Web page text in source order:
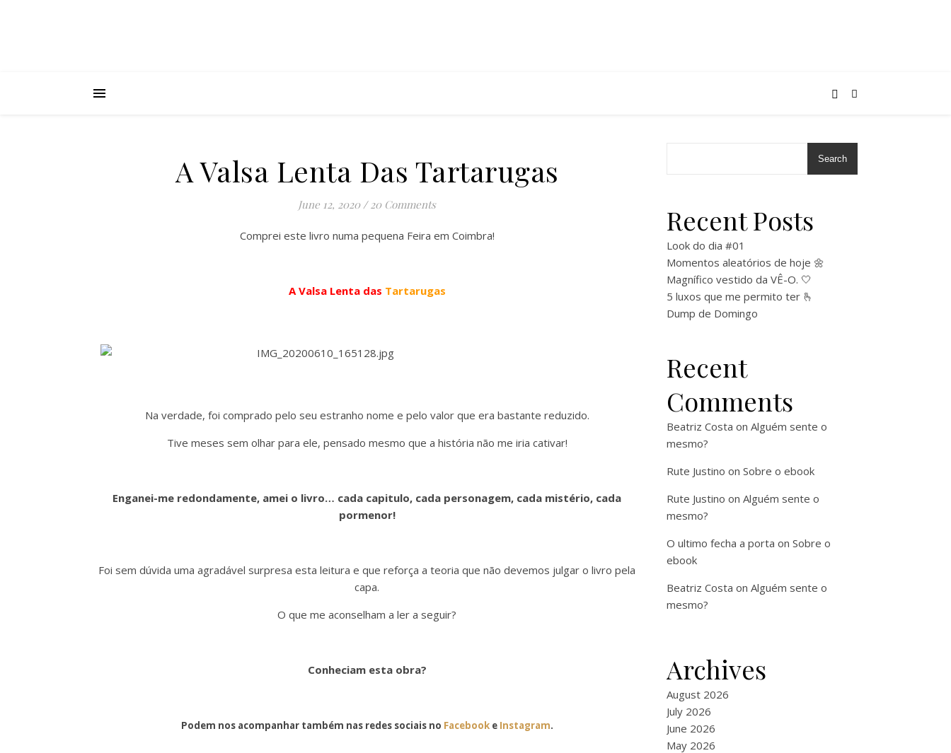
A Valsa Lenta Das Tartarugas
June 12, 2020 / 20 Comments
Comprei este livro numa pequena Feira em Coimbra!
A Valsa Lenta das Tartarugas
Na verdade, foi comprado pelo seu estranho nome e pelo valor que era bastante reduzido.
Tive meses sem olhar para ele, pensado mesmo que a história não me iria cativar!
Enganei-me redondamente, amei o livro… cada capitulo, cada personagem, cada mistério, cada
pormenor!
Foi sem dúvida uma agradável surpresa esta leitura e que reforça a teoria que não devemos julgar o livro pela
capa.
O que me aconselham a ler a seguir?
Conheciam esta obra?
Podem nos acompanhar também nas redes sociais no Facebooke Instagram.
Search
Recent Posts
Look do dia #01
Momentos aleatórios de hoje 🌼
Magnífico vestido da VÊ-O. 🤍
5 luxos que me permito ter 🫰
Dump de Domingo
Recent
Comments
Beatriz Costa on Alguém sente o
mesmo?
Rute Justino on Sobre o ebook
Rute Justino on Alguém sente o
mesmo?
O ultimo fecha a porta on Sobre o
ebook
Beatriz Costa on Alguém sente o
mesmo?
Archives
August 2026
July 2026
June 2026
May 2026